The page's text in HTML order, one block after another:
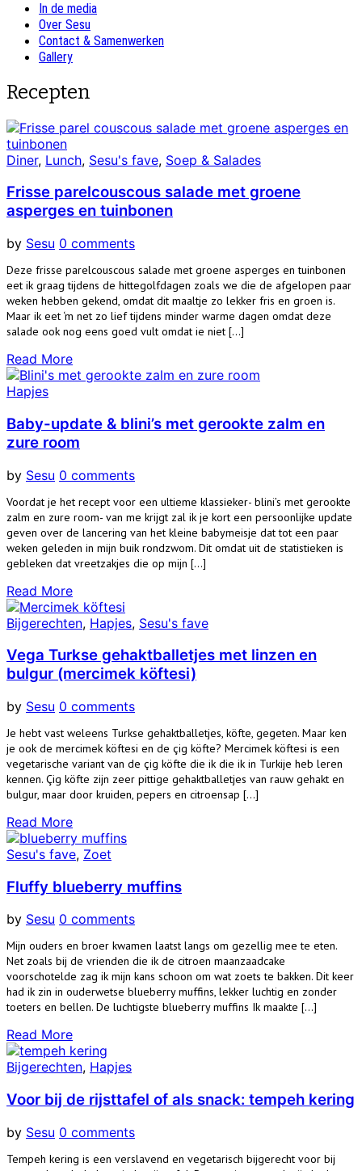
In de media
Over Sesu
Contact & Samenwerken
Gallery
Recepten
Diner, Lunch, Sesu's fave, Soep & Salades
Frisse parelcouscous salade met groene
asperges en tuinbonen
by Sesu 0 comments
Deze frisse parelcouscous salade met groene asperges en tuinbonen
eet ik graag tijdens de hittegolfdagen zoals we die de afgelopen paar
weken hebben gekend, omdat dit maaltje zo lekker fris en groen is.
Maar ik eet ‘m net zo lief tijdens minder warme dagen omdat deze
salade ook nog eens goed vult omdat ie niet […]
Read More
Hapjes
Baby-update & blini’s met gerookte zalm en
zure room
by Sesu 0 comments
Voordat je het recept voor een ultieme klassieker- blini’s met gerookte
zalm en zure room- van me krijgt zal ik je kort een persoonlijke update
geven over de lancering van het kleine babymeisje dat tot een paar
weken geleden in mijn buik rondzwom. Dit omdat uit de statistieken is
gebleken dat vreetzakjes die op mijn […]
Read More
Bijgerechten, Hapjes, Sesu's fave
Vega Turkse gehaktballetjes met linzen en
bulgur (mercimek köftesi)
by Sesu 0 comments
Je hebt vast weleens Turkse gehaktballetjes, köfte, gegeten. Maar ken
je ook de mercimek köftesi en de çig köfte? Mercimek köftesi is een
vegetarische variant van de çig köfte die ik die ik in Turkije heb leren
kennen. Çig köfte zijn zeer pittige gehaktballetjes van rauw gehakt en
bulgur, maar door kruiden, pepers en citroensap […]
Read More
Sesu's fave, Zoet
Fluffy blueberry muffins
by Sesu 0 comments
Mijn ouders en broer kwamen laatst langs om gezellig mee te eten.
Net zoals bij de vrienden die ik de citroen maanzaadcake
voorschotelde zag ik mijn kans schoon om wat zoets te bakken. Dit keer
had ik zin in ouderwetse blueberry muffins, lekker luchtig en zonder
toeters en bellen. De luchtigste blueberry muffins Ik maakte […]
Read More
Bijgerechten, Hapjes
Voor bij de rijsttafel of als snack: tempeh kering
by Sesu 0 comments
Tempeh kering is een verslavend en vegetarisch bijgerecht voor bij